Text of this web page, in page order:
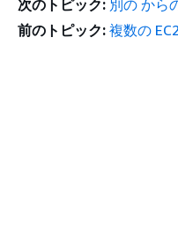
次のトピック: 別の から
前のトピック: 複数の